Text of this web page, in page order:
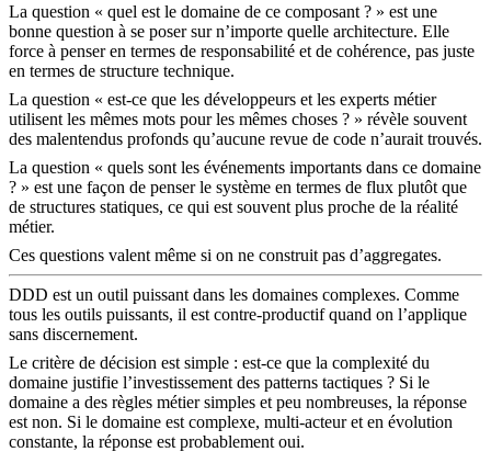
La question « quel est le domaine de ce composant ? » est une
bonne question à se poser sur n’importe quelle architecture. Elle
force à penser en termes de responsabilité et de cohérence, pas juste
en termes de structure technique.
La question « est-ce que les développeurs et les experts métier
utilisent les mêmes mots pour les mêmes choses ? » révèle souvent
des malentendus profonds qu’aucune revue de code n’aurait trouvés.
La question « quels sont les événements importants dans ce domaine
? » est une façon de penser le système en termes de flux plutôt que
de structures statiques, ce qui est souvent plus proche de la réalité
métier.
Ces questions valent même si on ne construit pas d’aggregates.
DDD est un outil puissant dans les domaines complexes. Comme
tous les outils puissants, il est contre-productif quand on l’applique
sans discernement.
Le critère de décision est simple : est-ce que la complexité du
domaine justifie l’investissement des patterns tactiques ? Si le
domaine a des règles métier simples et peu nombreuses, la réponse
est non. Si le domaine est complexe, multi-acteur et en évolution
constante, la réponse est probablement oui.